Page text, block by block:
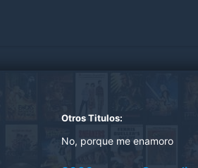
Otros Titulos:
No, porque me enamoro